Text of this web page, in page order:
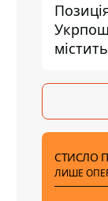
Ольга
СТИСЛО
ЛИШЕ